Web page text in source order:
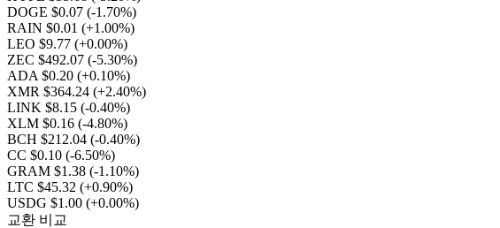
DOGE $0.07 (-1.70%)
RAIN $0.01 (+1.00%)
LEO $9.77 (+0.00%)
ZEC $492.07 (-5.30%)
ADA $0.20 (+0.10%)
XMR $364.24 (+2.40%)
LINK $8.15 (-0.40%)
XLM $0.16 (-4.80%)
BCH $212.04 (-0.40%)
CC $0.10 (-6.50%)
GRAM $1.38 (-1.10%)
LTC $45.32 (+0.90%)
USDG $1.00 (+0.00%)
교환 비교